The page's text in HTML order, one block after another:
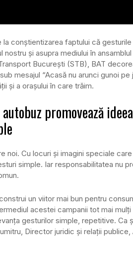
conștientizarea faptului că
și asupra mediului în ansamblul
București (STB), BAT
mesajul “Acasă nu arunci gunoi
și a orașului în care trăim.
promovează
noi. Cu locuri și imagini speciale
simple. Iar responsabilitatea nu
un viitor mai bun pentru
acestei campanii tot mai
gesturilor simple, repetitive. Ca
Director juridic și relații